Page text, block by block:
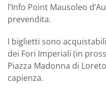
l’Info Point Mausoleo
prevendita.
I biglietti sono
dei Fori Imperiali (in
Piazza Madonna di
capienza.